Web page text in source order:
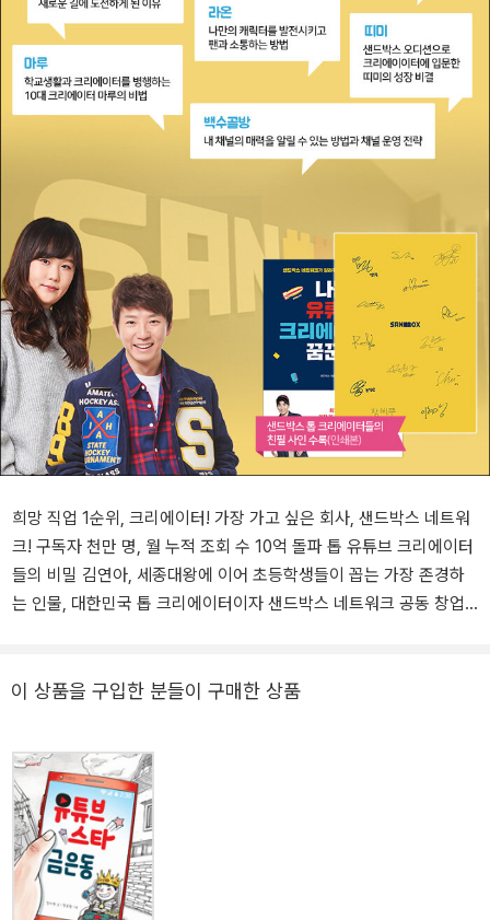
희망 직업 1순위, 크리에이터! 가장 가고 싶은 회사, 샌드박스 네트워
크! 구독자 천만 명, 월 누적 조회 수 10억 돌파 톱 유튜브 크리에이터
들의 비밀 김연아, 세종대왕에 이어 초등학생들이 꼽는 가장 존경하
는 인물, 대한민국 톱 크리에이터이자 샌드박스 네트워크 공동 창업
이제는 ‘유튜브’가 그 역할을 하고 있으며, ‘크리에이터’와 ‘창작자 에
해야 할까? 크리에이터의 미래는 어떨까? 대한민국 톱 크리에이터들
과 함께 최고의 콘텐츠를 만들며 미래를 이끌고 있는 크리에이터계의
어벤져스 ‘샌드박스 네트워크’가 들려주는 흥미진진한 세계가 펼쳐진
다. 앞으로의 세계는 크리에이터가 이끈다! 크리에이터계의 어벤져스
‘샌드박스 네트워크’가 알려주는 유튜브 크리에이터의 모든 것 ★도
이 상품을 구입한 분들이 구매한 상품